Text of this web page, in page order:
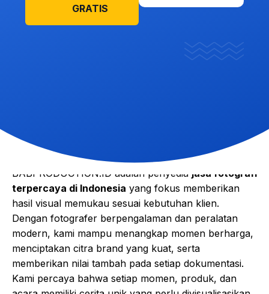
GRATIS
Fotografi
BABPRODUCTION.ID adalah penyedia jasa fotografi
terpercaya di Indonesia yang fokus memberikan
hasil visual memukau sesuai kebutuhan klien.
Dengan fotografer berpengalaman dan peralatan
modern, kami mampu menangkap momen berharga,
menciptakan citra brand yang kuat, serta
memberikan nilai tambah pada setiap dokumentasi.
Kami percaya bahwa setiap momen, produk, dan